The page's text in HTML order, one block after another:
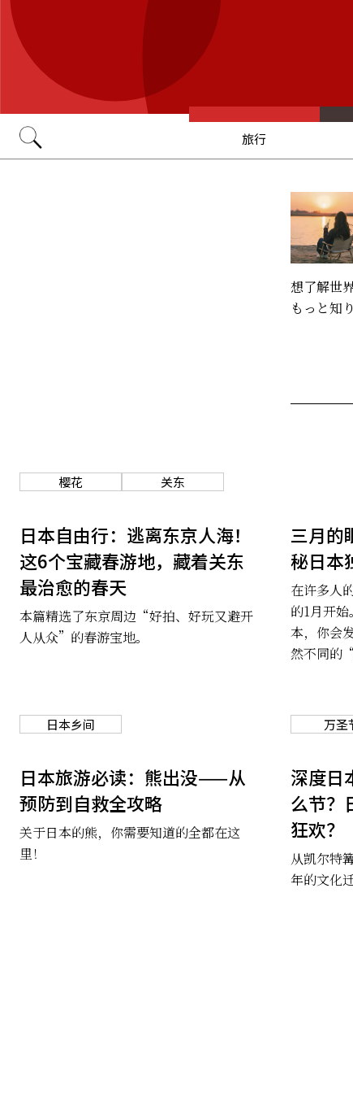
旅行
想了解世
もっと知
樱花 关东
日本自由行：逃离东京人海！
这6个宝藏春游地，藏着关东
最治愈的春天
本篇精选了东京周边“好拍、好玩又避开
人从众”的春游宝地。
三月的
秘日本
在许多人
的1月开
本，你会
然不同的
日本乡间
日本旅游必读：熊出没——从
预防到自救全攻略
关于日本的熊，你需要知道的全都在这
里！
万圣
深度日
么节？
狂欢？
从凯尔特
年的文化迁